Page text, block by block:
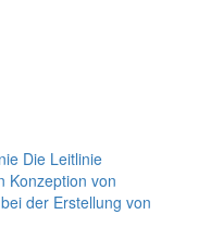
Die Leitlinie
Konzeption von
der Erstellung von